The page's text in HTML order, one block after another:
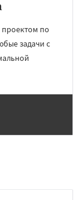
проектом по
задачи с